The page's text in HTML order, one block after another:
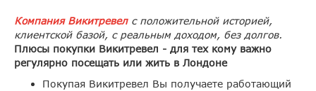
Компания Викитревелс положительной историей,
клиентской базой, с реальным доходом, без долгов.
Плюсы покупки Викитревел - для тех кому важно
регулярно посещать или жить в Лондоне
Покупая Викитревел Вы получаете работающий